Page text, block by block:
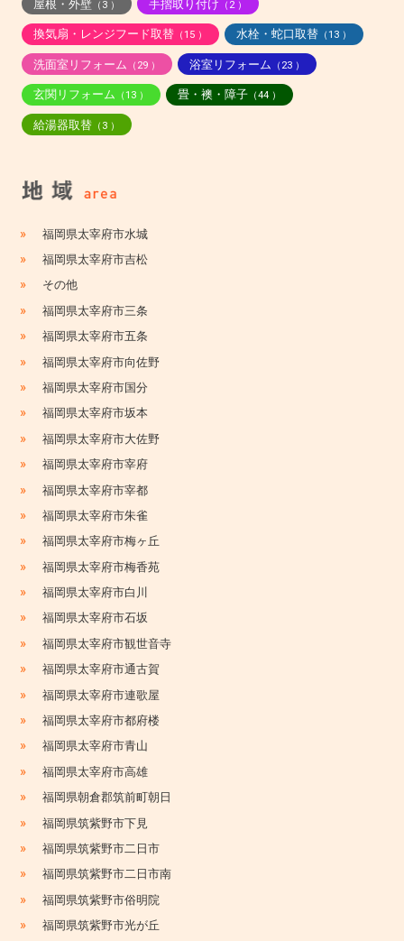
屋根・外壁（3 ） 手摺取り付け （2 ）
換気扇・レンジフード取替（15 ） 水栓・蛇口取替（13 ）
洗面室リフォーム （29 ） 浴室リフォーム （23 ）
玄関リフォーム （13 ） 畳・襖・障子（44 ）
給湯器取替（3 ）
» 福岡県太宰府市水城
» 福岡県太宰府市吉松
» その他
» 福岡県太宰府市三条
» 福岡県太宰府市五条
» 福岡県太宰府市向佐野
» 福岡県太宰府市国分
» 福岡県太宰府市坂本
» 福岡県太宰府市大佐野
» 福岡県太宰府市宰府
» 福岡県太宰府市宰都
» 福岡県太宰府市朱雀
» 福岡県太宰府市梅ヶ丘
» 福岡県太宰府市梅香苑
» 福岡県太宰府市白川
» 福岡県太宰府市石坂
» 福岡県太宰府市観世音寺
» 福岡県太宰府市通古賀
» 福岡県太宰府市連歌屋
» 福岡県太宰府市都府楼
» 福岡県太宰府市青山
» 福岡県太宰府市高雄
» 福岡県朝倉郡筑前町朝日
» 福岡県筑紫野市下見
» 福岡県筑紫野市二日市
» 福岡県筑紫野市二日市南
» 福岡県筑紫野市俗明院
» 福岡県筑紫野市光が丘